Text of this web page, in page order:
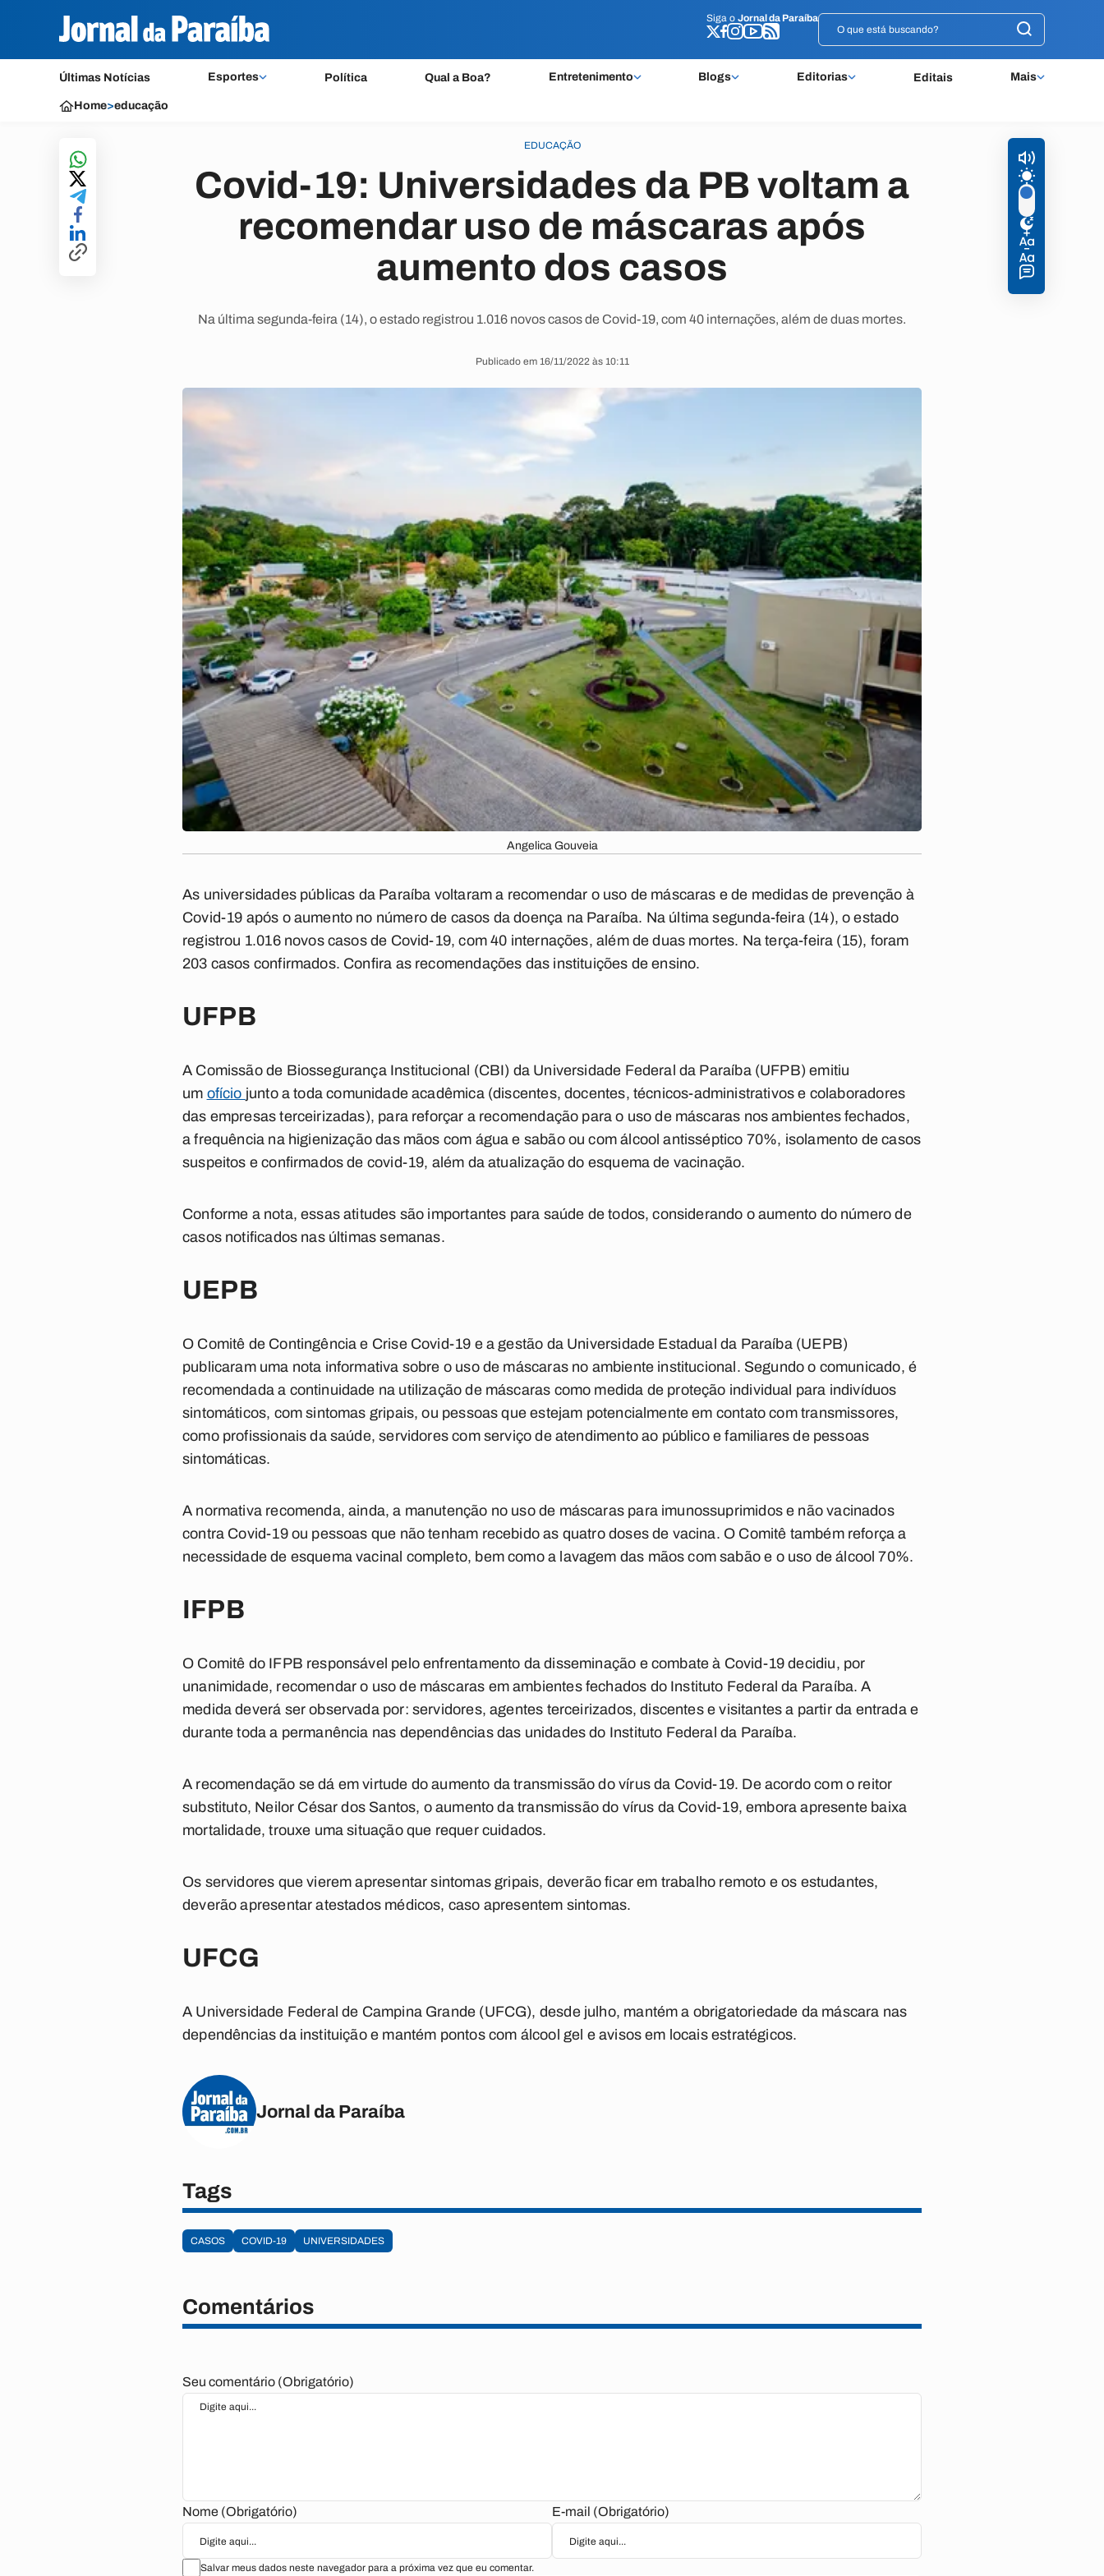
Siga o Jornal da Paraíba
Últimas Notícias Esportes Política Qual a Boa? Entretenimento Blogs Editorias Editais Mais
Siga o Jornal da Paraíba
Home>educação
EDUCAÇÃO
Covid-19: Universidades da PB voltam a
recomendar uso de máscaras após
aumento dos casos
Na última segunda-feira (14), o estado registrou 1.016 novos casos de Covid-19, com 40 internações, além de duas mortes.
Publicado em 16/11/2022 às 10:11
Angelica Gouveia
As universidades públicas da Paraíba voltaram a recomendar o uso de máscaras e de medidas de prevenção à
Covid-19 após o aumento no número de casos da doença na Paraíba. Na última segunda-feira (14), o estado
registrou 1.016 novos casos de Covid-19, com 40 internações, além de duas mortes. Na terça-feira (15), foram
203 casos confirmados. Confira as recomendações das instituições de ensino.
UFPB
A Comissão de Biossegurança Institucional (CBI) da Universidade Federal da Paraíba (UFPB) emitiu
um ofício junto a toda comunidade acadêmica (discentes, docentes, técnicos-administrativos e colaboradores
das empresas terceirizadas), para reforçar a recomendação para o uso de máscaras nos ambientes fechados,
a frequência na higienização das mãos com água e sabão ou com álcool antisséptico 70%, isolamento de casos
suspeitos e confirmados de covid-19, além da atualização do esquema de vacinação.
Conforme a nota, essas atitudes são importantes para saúde de todos, considerando o aumento do número de
casos notificados nas últimas semanas.
UEPB
O Comitê de Contingência e Crise Covid-19 e a gestão da Universidade Estadual da Paraíba (UEPB)
publicaram uma nota informativa sobre o uso de máscaras no ambiente institucional. Segundo o comunicado, é
recomendada a continuidade na utilização de máscaras como medida de proteção individual para indivíduos
sintomáticos, com sintomas gripais, ou pessoas que estejam potencialmente em contato com transmissores,
como profissionais da saúde, servidores com serviço de atendimento ao público e familiares de pessoas
sintomáticas.
A normativa recomenda, ainda, a manutenção no uso de máscaras para imunossuprimidos e não vacinados
contra Covid-19 ou pessoas que não tenham recebido as quatro doses de vacina. O Comitê também reforça a
necessidade de esquema vacinal completo, bem como a lavagem das mãos com sabão e o uso de álcool 70%.
IFPB
O Comitê do IFPB responsável pelo enfrentamento da disseminação e combate à Covid-19 decidiu, por
unanimidade, recomendar o uso de máscaras em ambientes fechados do Instituto Federal da Paraíba. A
medida deverá ser observada por: servidores, agentes terceirizados, discentes e visitantes a partir da entrada e
durante toda a permanência nas dependências das unidades do Instituto Federal da Paraíba.
A recomendação se dá em virtude do aumento da transmissão do vírus da Covid-19. De acordo com o reitor
substituto, Neilor César dos Santos, o aumento da transmissão do vírus da Covid-19, embora apresente baixa
mortalidade, trouxe uma situação que requer cuidados.
Os servidores que vierem apresentar sintomas gripais, deverão ficar em trabalho remoto e os estudantes,
deverão apresentar atestados médicos, caso apresentem sintomas.
UFCG
A Universidade Federal de Campina Grande (UFCG), desde julho, mantém a obrigatoriedade da máscara nas
dependências da instituição e mantém pontos com álcool gel e avisos em locais estratégicos.
Jornal da Paraíba
Tags
CASOS COVID-19 UNIVERSIDADES
Comentários
Seu comentário (Obrigatório)
Nome (Obrigatório) E-mail (Obrigatório)
Salvar meus dados neste navegador para a próxima vez que eu comentar.